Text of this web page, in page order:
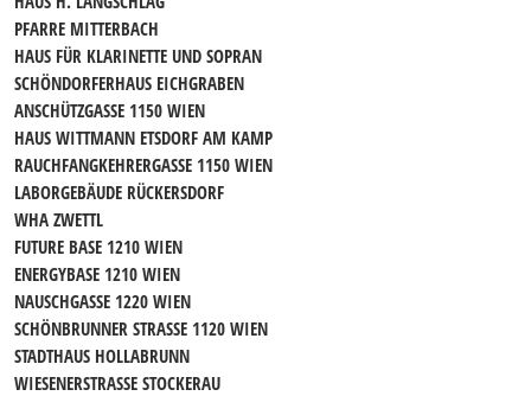
PFARRE MITTERBACH
HAUS FÜR KLARINETTE UND SOPRAN
SCHÖNDORFERHAUS EICHGRABEN
ANSCHÜTZGASSE 1150 WIEN
HAUS WITTMANN ETSDORF AM KAMP
RAUCHFANGKEHRERGASSE 1150 WIEN
LABORGEBÄUDE RÜCKERSDORF
WHA ZWETTL
FUTURE BASE 1210 WIEN
ENERGYBASE 1210 WIEN
NAUSCHGASSE 1220 WIEN
SCHÖNBRUNNER STRASSE 1120 WIEN
STADTHAUS HOLLABRUNN
WIESENERSTRASSE STOCKERAU